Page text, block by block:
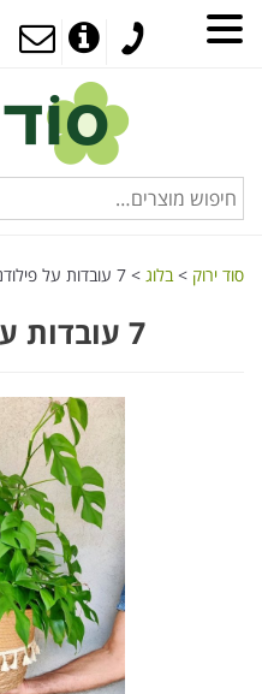
סוד ירוק >בלוג > 7 עובדות על פילודנדרון
7 עובדות על פילודנדרון